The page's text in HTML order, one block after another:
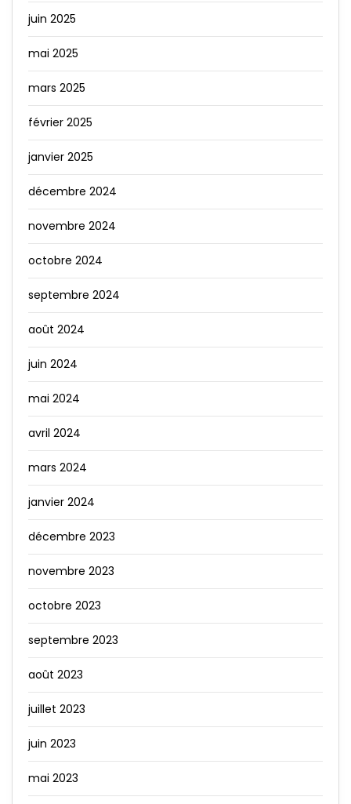
juin 2025
mai 2025
mars 2025
février 2025
janvier 2025
décembre 2024
novembre 2024
octobre 2024
septembre 2024
août 2024
juin 2024
mai 2024
avril 2024
mars 2024
janvier 2024
décembre 2023
novembre 2023
octobre 2023
septembre 2023
août 2023
juillet 2023
juin 2023
mai 2023